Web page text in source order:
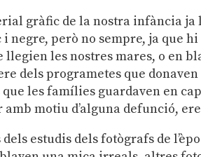
gràfic de la nostra infància
negre, però no sempre, ja que
llegien les nostres mares, o en
dels programetes que
les famílies guardaven en
motiu d’alguna defunció,
estudis dels fotògrafs de